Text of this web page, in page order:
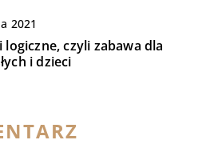
2021
logiczne, czyli zabawa dla
i dzieci